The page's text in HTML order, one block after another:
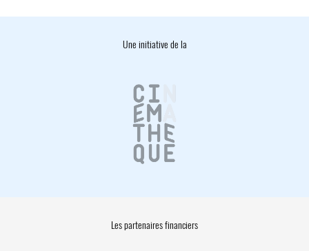
Une initiative de la
Les partenaires financiers